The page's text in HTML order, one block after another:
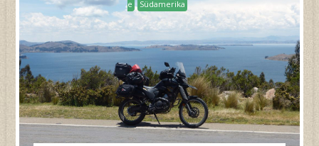
e
Südamerika